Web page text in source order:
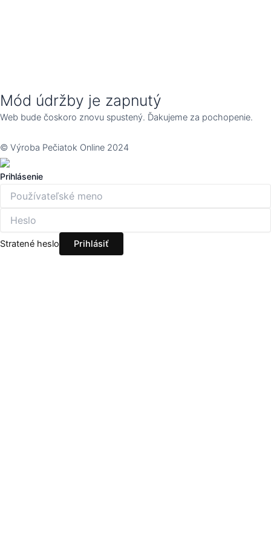
Mód údržby je zapnutý
Web bude čoskoro znovu spustený. Ďakujeme za pochopenie.
© Výroba Pečiatok Online 2024
Prihlásenie
Stratené heslo